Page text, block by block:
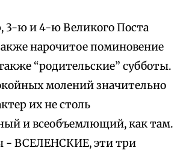
3-ю и 4-ю Великого Поста
нарочитое поминовение
“родительские” субботы.
молений значительно
их не столь
и всеобъемлющий, как там.
- ВСЕЛЕНСКИЕ, эти три